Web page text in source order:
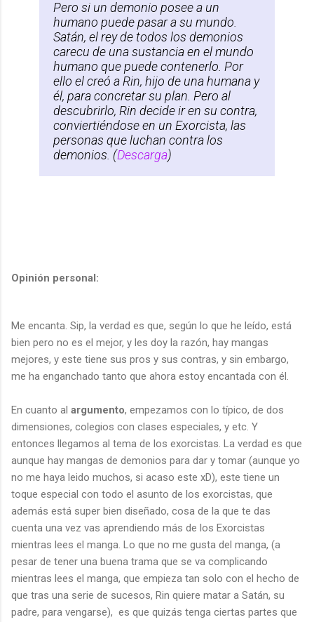
Pero si un demonio posee a un
humano puede pasar a su mundo.
Satán, el rey de todos los demonios
carecu de una sustancia en el mundo
humano que puede contenerlo. Por
ello el creó a Rin, hijo de una humana y
él, para concretar su plan. Pero al
descubrirlo, Rin decide ir en su contra,
conviertiéndose en un Exorcista, las
personas que luchan contra los
demonios. (Descarga)
Opinión personal:
Me encanta. Sip, la verdad es que, según lo que he leído, está
bien pero no es el mejor, y les doy la razón, hay mangas
mejores, y este tiene sus pros y sus contras, y sin embargo,
me ha enganchado tanto que ahora estoy encantada con él.
En cuanto al argumento, empezamos con lo típico, de dos
dimensiones, colegios con clases especiales, y etc. Y
entonces llegamos al tema de los exorcistas. La verdad es que
aunque hay mangas de demonios para dar y tomar (aunque yo
no me haya leido muchos, si acaso este xD), este tiene un
toque especial con todo el asunto de los exorcistas, que
además está super bien diseñado, cosa de la que te das
cuenta una vez vas aprendiendo más de los Exorcistas
mientras lees el manga. Lo que no me gusta del manga, (a
pesar de tener una buena trama que se va complicando
mientras lees el manga, que empieza tan solo con el hecho de
que tras una serie de sucesos, Rin quiere matar a Satán, su
padre, para vengarse), es que quizás tenga ciertas partes que